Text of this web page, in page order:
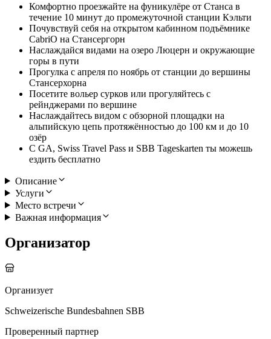
Комфортно проезжайте на фуникулёре от Станса в
течение 10 минут до промежуточной станции Кэльти
Почувствуй себя на открытом кабинном подъёмнике
CabriO на Стансергорн
Наслаждайся видами на озеро Люцерн и окружающие
горы в пути
Прогулка с апреля по ноябрь от станции до вершины
Стансерхорна
Посетите вольер сурков или прогуляйтесь с
рейнджерами по вершине
Наслаждайтесь видом с обзорной площадки на
альпийскую цепь протяжённостью до 100 км и до 10
озёр
С GA, Swiss Travel Pass и SBB Tageskarten ты можешь
ездить бесплатно
Описание
Услуги
Место встречи
Важная информация
Организатор
Организует
Schweizerische Bundesbahnen SBB
Проверенный партнер